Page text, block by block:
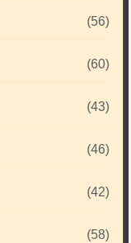
(56)
(60)
(43)
(46)
(42)
(58)